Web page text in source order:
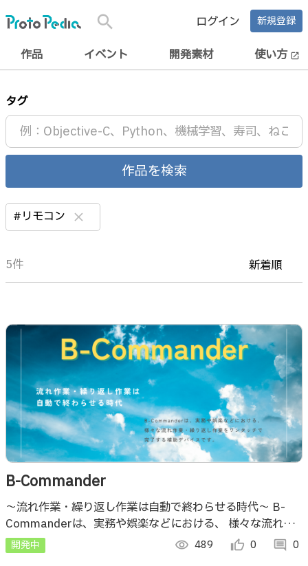
search ログイン 新規登録
作品 イベント 開発素材 使い方 open_in_new
タグ
作品を検索
#リモコン clear
5件 新着順
B-Commander
～流れ作業・繰り返し作業は自動で終わらせる時代～ B-
Commanderは、実務や娯楽などにおける、 様々な流れ作
業・繰り返し作業をワンタッチで 完了する補助デバイスで
す。
開発中 visibility 489 thumb_up_alt 0 comment 0